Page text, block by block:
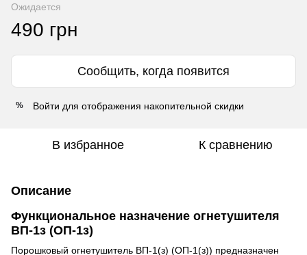
Ожидается
490 грн
Сообщить, когда появится
% Войти для отображения накопительной скидки
В избранное К сравнению
Описание
Функциональное назначение огнетушителя
ВП-1з (ОП-1з)
Порошковый огнетушитель ВП-1(з) (ОП-1(з)) предназначен